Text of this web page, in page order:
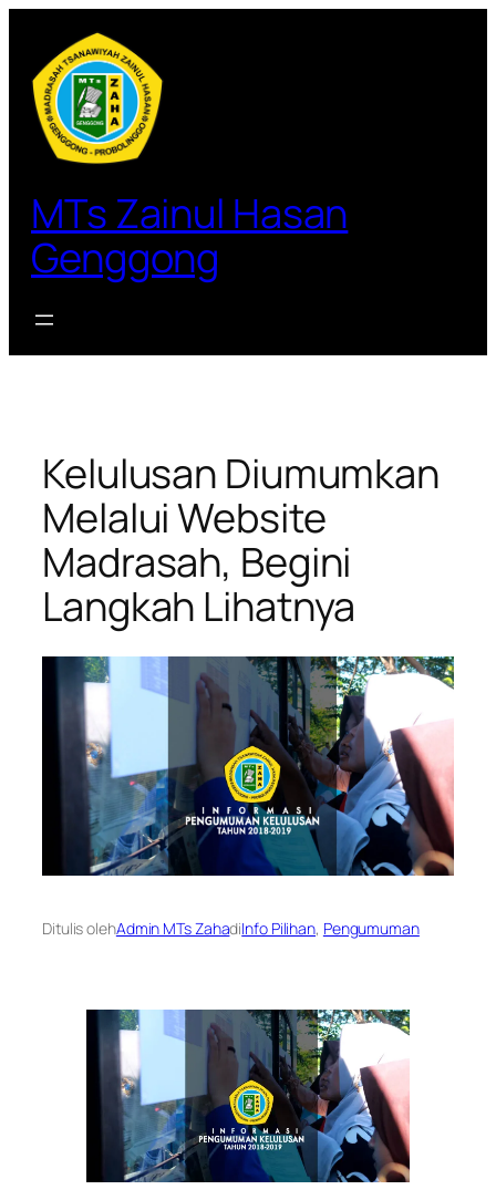
konten
MTs Zainul Hasan
Genggong
Kelulusan Diumumkan
Melalui Website
Madrasah, Begini
Langkah Lihatnya
Ditulis olehAdmin MTs ZahadiInfo Pilihan, Pengumuman